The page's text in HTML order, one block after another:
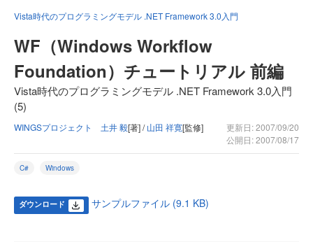
Vista時代のプログラミングモデル .NET Framework 3.0入門
WF（Windows Workflow
Foundation）チュートリアル 前編
Vista時代のプログラミングモデル .NET Framework 3.0入門
(5)
WINGSプロジェクト 土井 毅[著] /山田 祥寛[監修]
更新日: 2007/09/20
公開日: 2007/08/17
C# Windows
ダウンロード サンプルファイル (9.1 KB)